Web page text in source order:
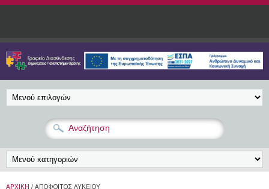
Παράκαμψη προς το κυρίως περιεχόμενο
ΑΡΧΙΚΉ / ΑΠΌΦΟΙΤΟΣ ΛΥΚΕΊΟΥ